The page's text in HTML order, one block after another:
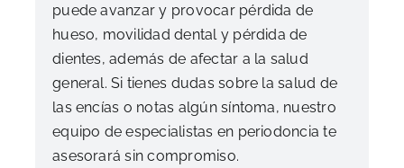
Blog
FAQ’s
Pedir cita
puede avanzar y provocar pérdida de
hueso, movilidad dental y pérdida de
dientes, además de afectar a la salud
general. Si tienes dudas sobre la salud de
las encías o notas algún síntoma, nuestro
equipo de especialistas en periodoncia te
asesorará sin compromiso.